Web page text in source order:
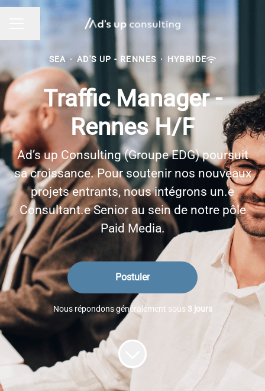
Partager la page
SEA · AD'S UP - RENNES · HYBRIDE
Traffic Manager -
Rennes H/F
Ad’s up Consulting (Groupe EDG) poursuit
sa croissance. Pour soutenir nos nouveaux
projets entrants, nous intégrons un.e
Consultant.e Senior au sein de notre pôle
Paid Media.
Postuler
Nous répondons généralement sous 3 jours